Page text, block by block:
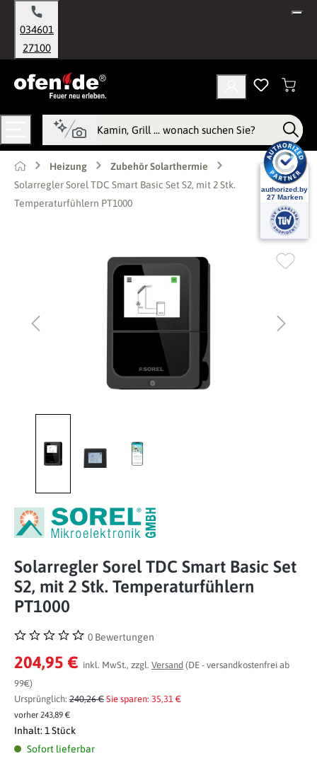
springen
034601
27100
Heizung
Zubehör Solarthermie
Solarregler Sorel TDC Smart Basic Set S2, mit 2 Stk.
Temperaturfühlern PT1000
Solarregler Sorel TDC Smart Basic Set
S2, mit 2 Stk. Temperaturfühlern
PT1000
Durchschnittliche Bewertung von 0 von 5 Sternen
0 Bewertungen
204,95 € inkl. MwSt., zzgl. Versand (DE - versandkostenfrei ab
99€)
Ursprünglich: 240,26 € Sie sparen: 35,31 €
vorher 243,89 €
Inhalt: 1 Stück
Sofort lieferbar